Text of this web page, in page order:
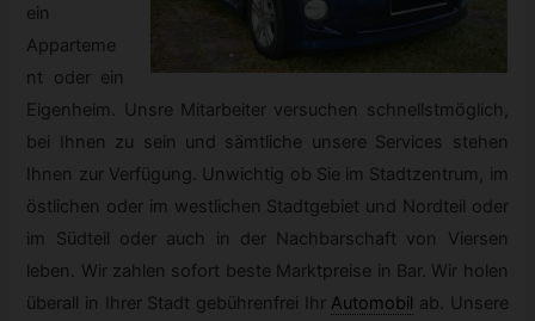
ein
Apparteme
nt oder ein
Eigenheim. Unsre Mitarbeiter versuchen schnellstmöglich,
bei Ihnen zu sein und sämtliche unsere Services stehen
Ihnen zur Verfügung. Unwichtig ob Sie im Stadtzentrum, im
östlichen oder im westlichen Stadtgebiet und Nordteil oder
im Südteil oder auch in der Nachbarschaft von Viersen
leben. Wir zahlen sofort beste Marktpreise in Bar. Wir holen
überall in Ihrer Stadt gebührenfrei Ihr Automobil ab. Unsere